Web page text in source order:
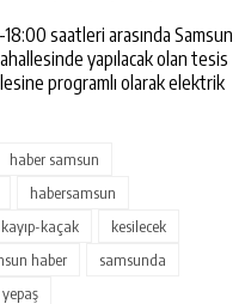
saatleri arasında Samsun
yapılacak olan tesis
programlı olarak elektrik
haber samsun
habersamsun
kayıp-kaçak
kesilecek
haber
samsunda
yepaş